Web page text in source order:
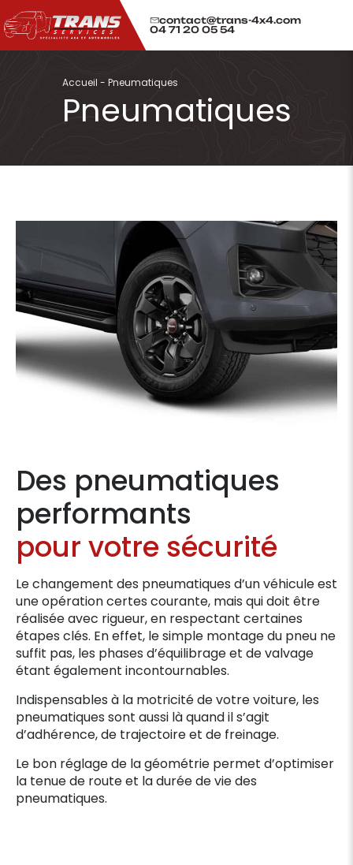
contact@trans-4x4.com
04 71 20 05 54
Accueil - Pneumatiques
Pneumatiques
Des pneumatiques
performants
pour votre sécurité
Le changement des pneumatiques d’un véhicule est
une opération certes courante, mais qui doit être
réalisée avec rigueur, en respectant certaines
étapes clés. En effet, le simple montage du pneu ne
suffit pas, les phases d’équilibrage et de valvage
étant également incontournables.
Indispensables à la motricité de votre voiture, les
pneumatiques sont aussi là quand il s’agit
d’adhérence, de trajectoire et de freinage.
Le bon réglage de la géométrie permet d’optimiser
la tenue de route et la durée de vie des
pneumatiques.